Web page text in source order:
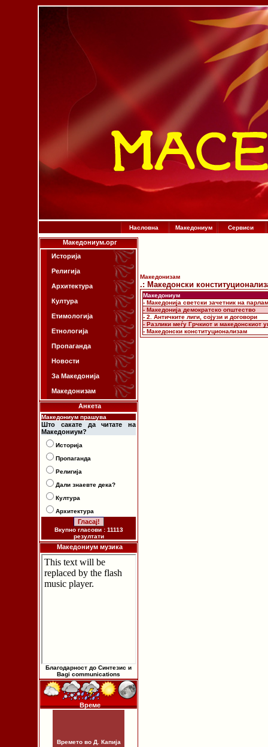
Насловна Македониум Сервиси
Македониум.орг
Историја
Религија
Архитектура
Култура
Етимологија
Етнологија
Пропаганда
Новости
За Македонија
Македонизам
Анкета
Македониум прашува
Што сакате да читате на
Македониум?
Историја
Пропаганда
Религија
Дали знаевте дека?
Култура
Архитектура
Вкупно гласови : 11113
резултати
Македониум музика
Благодарност до Синтезис и
Bagi communications
Време
Времето во Д. Капија
Македонизам
.: Македонски
Македониум
- Македонија светски зачетник на
- Македонија демократско општество
- 2. Античките лиги, сојузи и договори
- Разлики меѓу Грчкиот и македонскиот
- Македонски конституционализам